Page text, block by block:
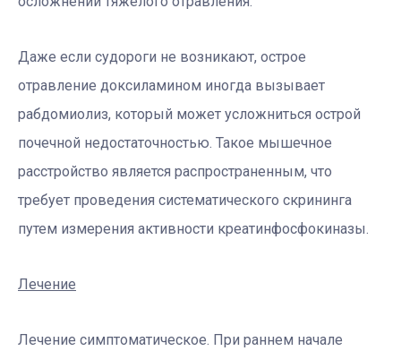
Даже если судороги не возникают, острое
отравление доксиламином иногда вызывает
рабдомиолиз, который может усложниться острой
почечной недостаточностью. Такое мышечное
расстройство является распространенным, что
требует проведения систематического скрининга
путем измерения активности креатинфосфокиназы.
Лечение
Лечение симптоматическое. При раннем начале